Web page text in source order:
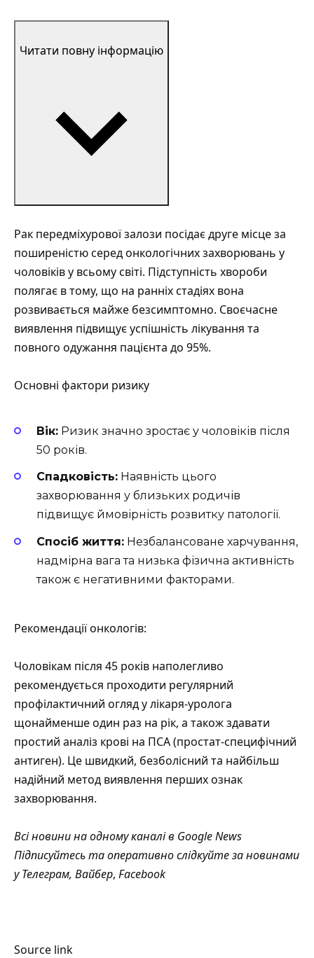
Читати повну інформацію
Рак передміхурової залози посідає друге місце за
поширеністю серед онкологічних захворювань у
чоловіків у всьому світі. Підступність хвороби
полягає в тому, що на ранніх стадіях вона
розвивається майже безсимптомно. Своєчасне
виявлення підвищує успішність лікування та
повного одужання пацієнта до 95%.
Основні фактори ризику
Вік: Ризик значно зростає у чоловіків після
50 років.
Спадковість: Наявність цього
захворювання у близьких родичів
підвищує ймовірність розвитку патології.
Спосіб життя: Незбалансоване харчування,
надмірна вага та низька фізична активність
також є негативними факторами.
Рекомендації онкологів:
Чоловікам після 45 років наполегливо
рекомендується проходити регулярний
профілактичний огляд у лікаря-уролога
щонайменше один раз на рік, а також здавати
простий аналіз крові на ПСА (простат-специфічний
антиген). Це швидкий, безболісний та найбільш
надійний метод виявлення перших ознак
захворювання.
Всі новини на одному каналі в Google News
Підписуйтесь та оперативно слідкуйте за новинами
уТелеграм, Вайбер, Facebook
Source link